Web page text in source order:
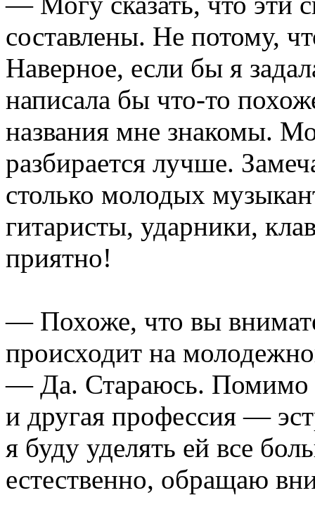
составлены. Не потому,
Наверное, если бы я
написала бы что-то
названия мне знакомы.
разбирается лучше.
столько молодых
гитаристы, ударники,
приятно!
— Похоже, что вы
происходит на
— Да. Стараюсь. Помимо
и другая профессия —
я буду уделять ей все
естественно, обращаю